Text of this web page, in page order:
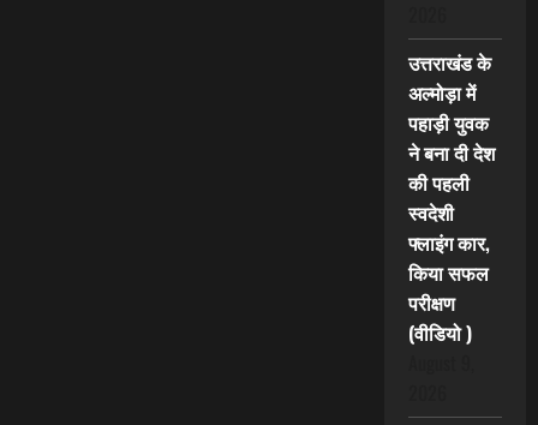
उत्तराखंड के
अल्मोड़ा में
पहाड़ी युवक
ने बना दी देश
की पहली
स्वदेशी
फ्लाइंग कार,
किया सफल
परीक्षण
(वीडियो )